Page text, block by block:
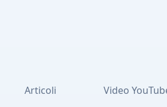
Articoli
Video